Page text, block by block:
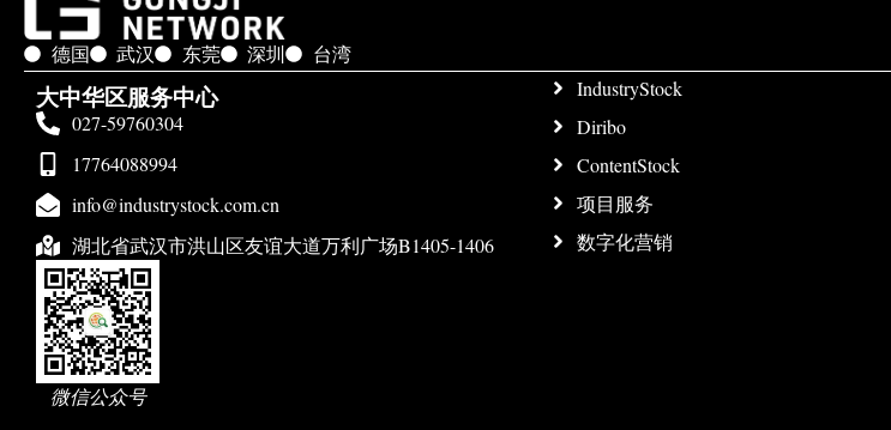
德国 武汉 东莞 深圳 台湾
大中华区服务中心
027-59760304
17764088994
info@industrystock.com.cn
湖北省武汉市洪山区友谊大道万利广场B1405-1406
微信公众号
IndustryStock
Diribo
ContentStock
项目服务
数字化营销